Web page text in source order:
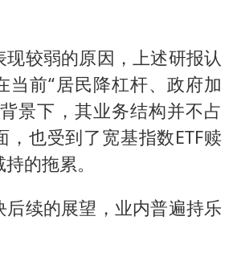
现较弱的原因，上述研报认
当前“居民降杠杆、政府加
景下，其业务结构并不占
，也受到了宽基指数ETF赎
的拖累。
后续的展望，业内普遍持乐